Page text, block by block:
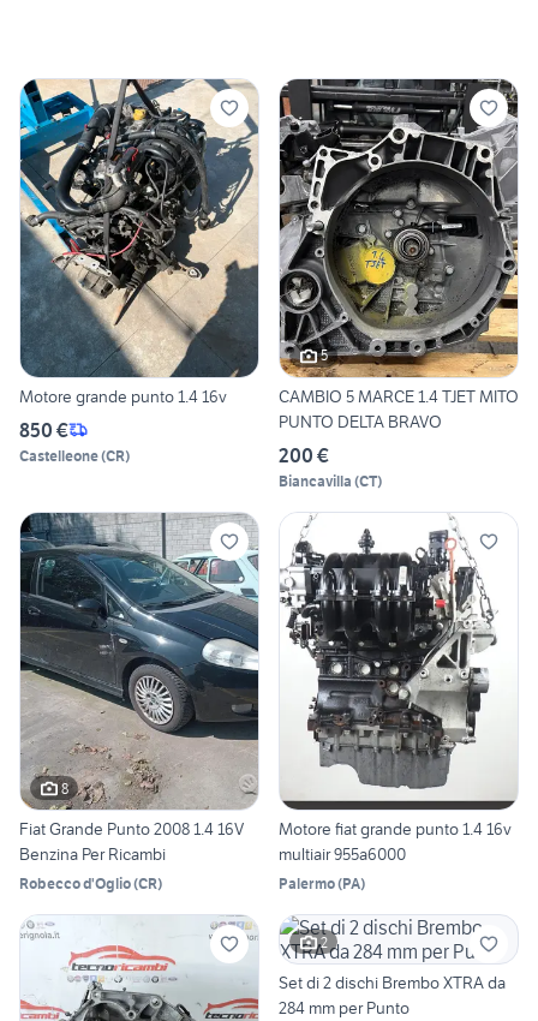
Motore grande punto 1.4 16v
850 €
Castelleone(CR)
5
CAMBIO 5 MARCE 1.4 TJET MITO
PUNTO DELTA BRAVO
200 €
Biancavilla (CT)
8
Fiat Grande Punto 2008 1.4 16V
Benzina Per Ricambi
Robecco d'Oglio(CR)
Motore fiat grande punto 1.4 16v
multiair 955a6000
Palermo(PA)
2
Set di 2 dischi Brembo XTRA da
284 mm per Punto